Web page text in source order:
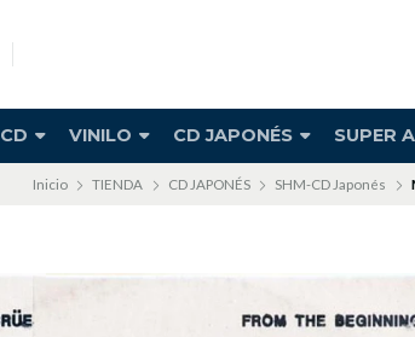
CD VINILO CD JAPONÉS SUPER
Inicio TIENDA CD JAPONÉS SHM-CD Japonés